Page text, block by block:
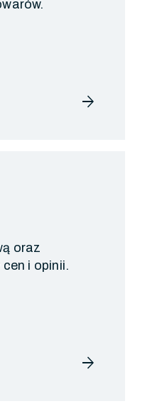
arrow_forward
oraz
i opinii.
arrow_forward